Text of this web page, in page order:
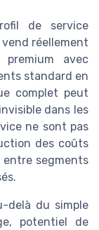
de service
vend réellement
avec
standard en
complet peut
dans les
ne sont pas
des coûts
segments
delà du simple
potentiel de